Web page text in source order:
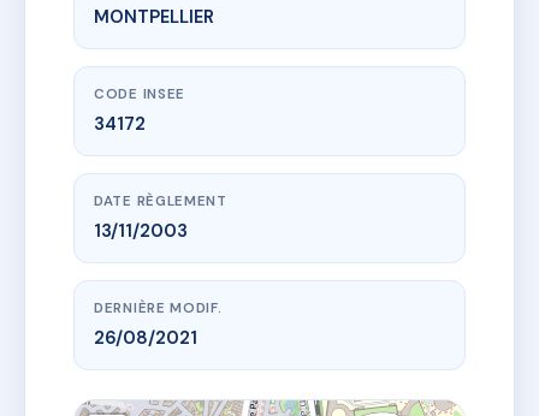
MONTPELLIER
CODE INSEE
34172
DATE RÈGLEMENT
13/11/2003
DERNIÈRE MODIF.
26/08/2021